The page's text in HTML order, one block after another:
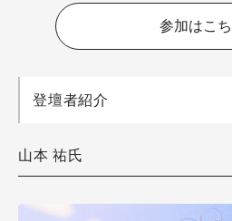
参加はこ
登壇者紹介
山本 祐氏